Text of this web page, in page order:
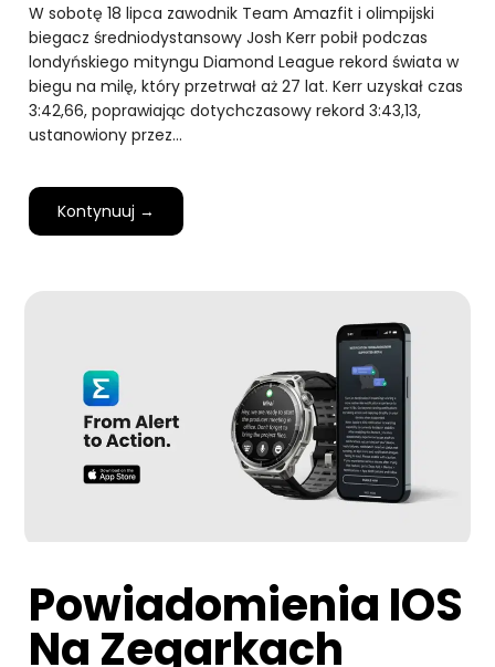
W sobotę 18 lipca zawodnik Team Amazfit i olimpijski
biegacz średniodystansowy Josh Kerr pobił podczas
londyńskiego mityngu Diamond League rekord świata w
biegu na milę, który przetrwał aż 27 lat. Kerr uzyskał czas
3:42,66, poprawiając dotychczasowy rekord 3:43,13,
ustanowiony przez…
Kontynuuj →
Powiadomienia IOS
Na Zegarkach